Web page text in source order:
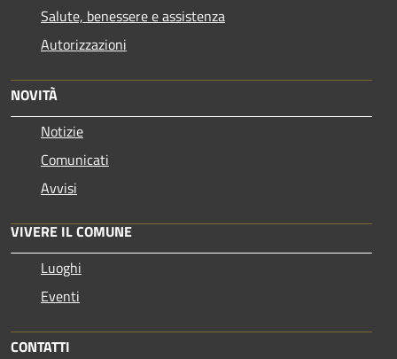
Salute, benessere e assistenza
Autorizzazioni
NOVITÀ
Notizie
Comunicati
Avvisi
VIVERE IL COMUNE
Luoghi
Eventi
CONTATTI